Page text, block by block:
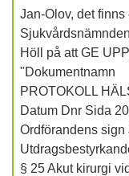
Jan-Olov, det
Höll på att GE
"Dokumentnamn
PROTOKOLL
Datum Dnr Sida
Ordförandens
§ 25 Akut kirurgi